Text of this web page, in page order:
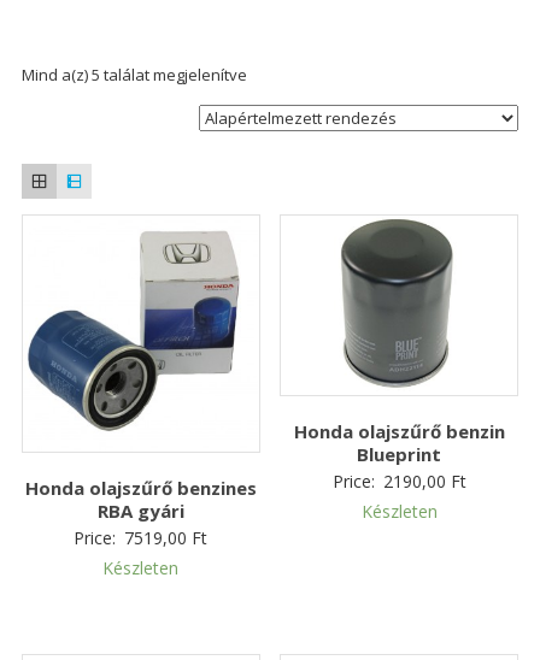
Mind a(z) 5 találat megjelenítve
Honda olajszűrő benzines
RBA gyári
Price: 7519,00 Ft
Készleten
Honda olajszűrő benzin
Blueprint
Price: 2190,00 Ft
Készleten